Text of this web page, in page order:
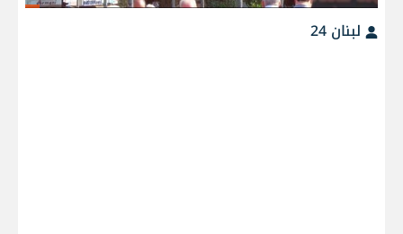
لبنان 24